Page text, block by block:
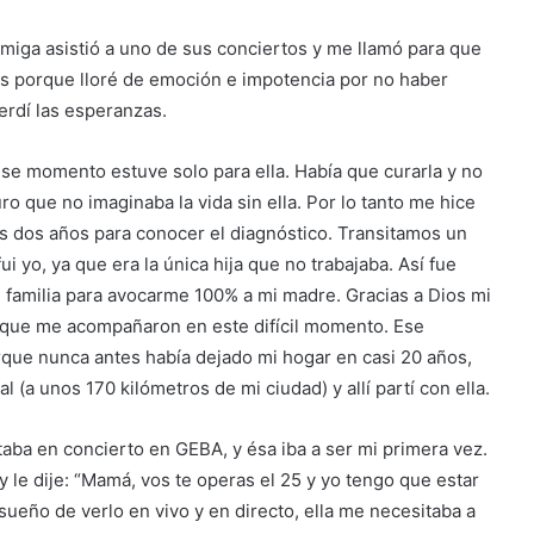
asistió a uno de sus conciertos y me llamó para que
porque lloré de emoción e impotencia por no haber
las esperanzas.
momento estuve solo para ella. Había que curarla y no
que no imaginaba la vida sin ella. Por lo tanto me hice
años para conocer el diagnóstico. Transitamos un
yo, ya que era la única hija que no trabajaba. Así fue
para avocarme 100% a mi madre. Gracias a Dios mi
me acompañaron en este difícil momento. Ese
nunca antes había dejado mi hogar en casi 20 años,
(a unos 170 kilómetros de mi ciudad) y allí partí con ella.
en concierto en GEBA, y ésa iba a ser mi primera vez.
dije: “Mamá, vos te operas el 25 y yo tengo que estar
de verlo en vivo y en directo, ella me necesitaba a